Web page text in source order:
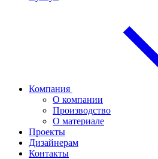
Компания
О компании
Производство
О материале
Проекты
Дизайнерам
Контакты